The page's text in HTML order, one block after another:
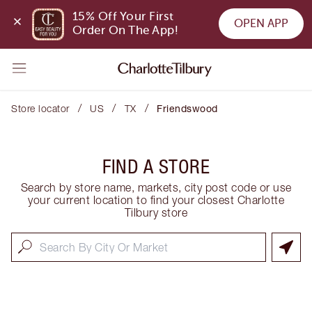
15% Off Your First
Order On The App!
OPEN APP
Store locator / US / TX / Friendswood
FIND A STORE
Search by store name, markets, city post code or use
your current location to find your closest Charlotte
Tilbury store